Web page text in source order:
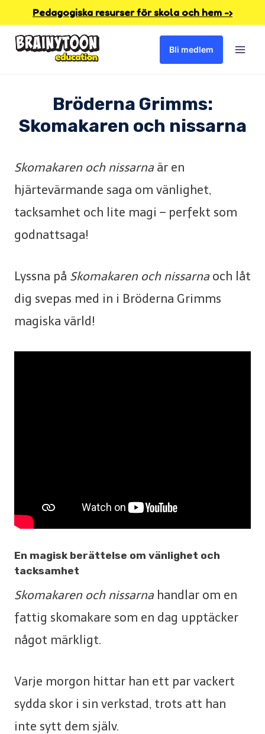
content
Pedagogiska resurser för skola och hem -›
Bli medlem
Bröderna Grimms:
Skomakaren och nissarna
Skomakaren och nissarnaär en
hjärtevärmande saga om vänlighet,
tacksamhet och lite magi – perfekt som
godnattsaga!
Lyssna på Skomakaren och nissarnaoch låt
dig svepas med in i Bröderna Grimms
magiska värld!
En magisk berättelse om vänlighet och
tacksamhet
Skomakaren och nissarnahandlar om en
fattig skomakare som en dag upptäcker
något märkligt.
Varje morgon hittar han ett par vackert
sydda skor i sin verkstad, trots att han
inte sytt dem själv.